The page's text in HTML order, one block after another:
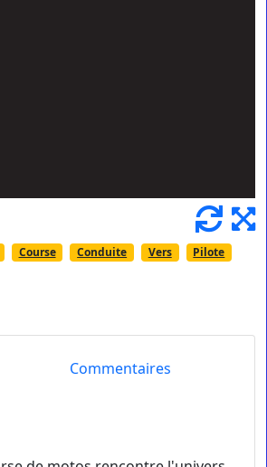
Course Conduite Vers
Pilote
Commentaires